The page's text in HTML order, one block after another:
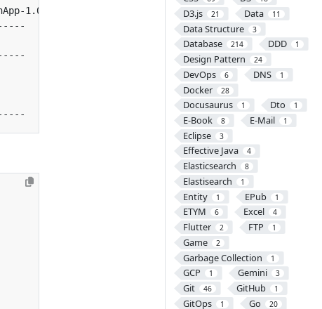
D3.js 21 Data 11
Data Structure 3
Database 214 DDD 1
Design Pattern 24
DevOps 6 DNS 1
Docker 28
Docusaurus 1 Dto 1
E-Book 8 E-Mail 1
Eclipse 3
Effective Java 4
Elasticsearch 8
Elastisearch 1
Entity 1 EPub 1
ETYM 6 Excel 4
Flutter 2 FTP 1
Game 2
Garbage Collection 1
GCP 1 Gemini 3
Git 46 GitHub 1
GitOps 1 Go 20